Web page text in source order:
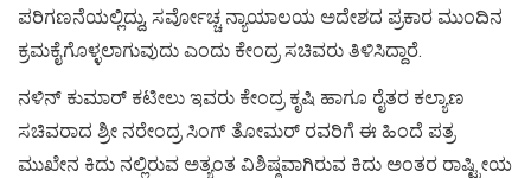
ಪರಿಗಣನೆಯಲ್ಲಿದ್ದು, ಸರ್ವೋಚ್ಚ ನ್ಯಾಯಾಲಯ ಅದೇಶದ ಪ್ರಕಾರ ಮುಂದಿನ
ಕ್ರಮಕೈಗೊಳ್ಳಲಾಗುವುದು ಎಂದು ಕೇಂದ್ರ ಸಚಿವರು ತಿಳಿಸಿದ್ದಾರೆ.
ನಳಿನ್ ಕುಮಾರ್ ಕಟೀಲು ಇವರು ಕೇಂದ್ರ ಕೃಷಿ ಹಾಗೂ ರೈತರ ಕಲ್ಯಾಣ
ಸಚಿವರಾದ ಶ್ರೀ ನರೇಂದ್ರ ಸಿಂಗ್ ತೋಮರ್ ರವರಿಗೆ ಈ ಹಿಂದೆ ಪತ್ರ
ಮುಖೇನ ಕಿದು ನಲ್ಲಿರುವ ಅತ್ಯಂತ ವಿಶಿಷ್ಠವಾಗಿರುವ ಕಿದು ಅಂತರ ರಾಷ್ಟ್ರೀಯ